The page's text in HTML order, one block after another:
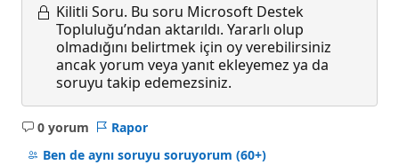
Kilitli Soru. Bu soru Microsoft Destek
Topluluğu’ndan aktarıldı. Yararlı olup
olmadığını belirtmek için oy verebilirsiniz
ancak yorum veya yanıt ekleyemez ya da
soruyu takip edemezsiniz.
0 yorum
Açıklama
yok
Rapor
Ben de aynı soruyu soruyorum (60+)